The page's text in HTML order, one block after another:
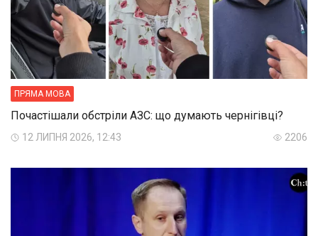
ПРЯМА МОВА
Почастішали обстріли АЗС: що думають чернігівці?
12 ЛИПНЯ 2026, 12:43 2206